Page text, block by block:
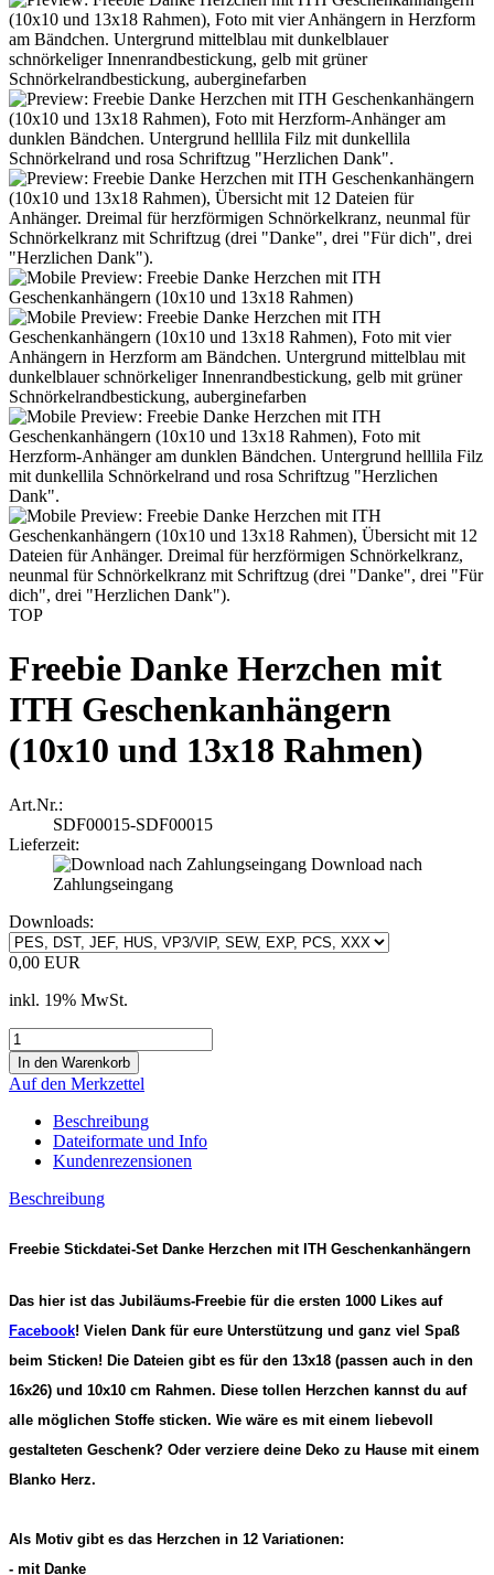
TOP
Freebie Danke Herzchen mit
ITH Geschenkanhängern
(10x10 und 13x18 Rahmen)
Art.Nr.:
SDF00015-SDF00015
Lieferzeit:
Download nach
Zahlungseingang
Downloads:
0,00 EUR
inkl. 19% MwSt.
Auf den Merkzettel
Beschreibung
Dateiformate und Info
Kundenrezensionen
Beschreibung
Freebie Stickdatei-Set Danke Herzchen mit ITH Geschenkanhängern
Das hier ist das Jubiläums-Freebie für die ersten 1000 Likes auf
Facebook! Vielen Dank für eure Unterstützung und ganz viel Spaß
beim Sticken! Die Dateien gibt es für den 13x18 (passen auch in den
16x26) und 10x10 cm Rahmen. Diese tollen Herzchen kannst du auf
alle möglichen Stoffe sticken. Wie wäre es mit einem liebevoll
gestalteten Geschenk? Oder verziere deine Deko zu Hause mit einem
Blanko Herz.
Als Motiv gibt es das Herzchen in 12 Variationen:
- mit Danke